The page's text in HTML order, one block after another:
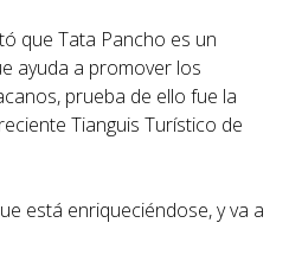
que Tata Pancho es un
ayuda a promover los
prueba de ello fue la
Tianguis Turístico de
está enriqueciéndose, y va a